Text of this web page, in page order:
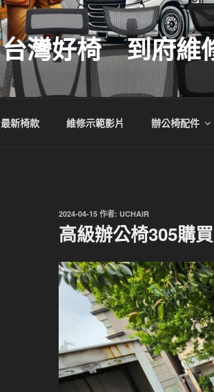
台灣好椅 到府維
最新椅款 維修示範影片 辦公椅配件
發
佈
於
2024-04-15 作者: UCHAIR
高級辦公椅305購